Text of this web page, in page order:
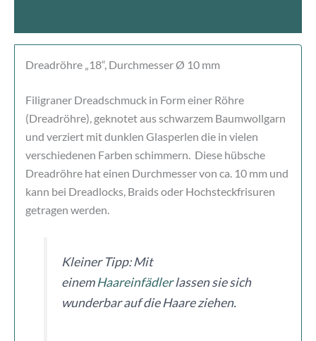
Dreadröhre „18“, Durchmesser Ø 10 mm
Filigraner Dreadschmuck in Form einer Röhre
(Dreadröhre), geknotet aus schwarzem Baumwollgarn
und verziert mit dunklen Glasperlen die in vielen
verschiedenen Farben schimmern. Diese hübsche
Dreadröhre hat einen Durchmesser von ca. 10 mm und
kann bei Dreadlocks, Braids oder Hochsteckfrisuren
getragen werden.
Kleiner Tipp: Mit
einemHaareinfädlerlassen sie sich
wunderbar auf die Haare ziehen.